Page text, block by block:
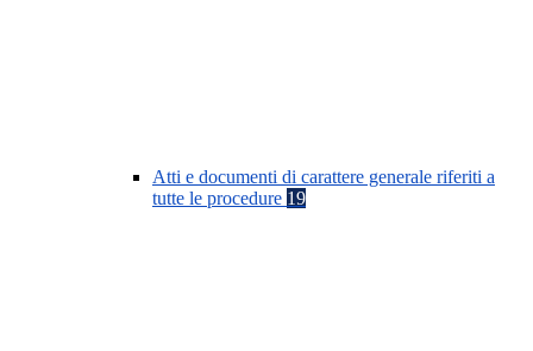
Atti e documenti di carattere generale riferiti a
tutte le procedure 19